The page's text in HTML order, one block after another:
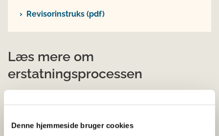
Denne hjemmeside bruger cookies
Revisorinstruks (pdf)
Læs mere om
erstatningsprocessen
Få vurderet dine aktiver og afgørelse om